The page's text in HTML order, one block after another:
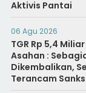
Aktivis Pantai
06 Agu 2026
TGR Rp 5,4
Asahan :
Dikembalikan,
Terancam